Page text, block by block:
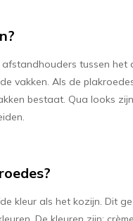
tussen het
vakken. Als de
bestaat. Qua looks
kleur als het kozijn. Dit